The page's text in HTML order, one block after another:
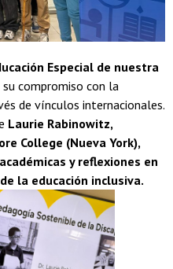
Especial de nuestra
compromiso con la
de vínculos internacionales.
Laurie Rabinowitz,
College (Nueva York),
y reflexiones en
la educación inclusiva.